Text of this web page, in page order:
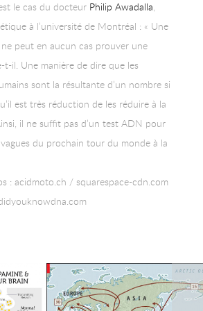
le cas du docteur Philip Awadalla
à l’université de Montréal : « Une
peut en aucun cas prouver une
t-il. Une manière de dire que les
sont la résultante d’un nombre si
est très réduction de les réduire à la
il ne suffit pas d’un test ADN pour
du prochain tour du monde à la
: acidmoto.ch / squarespace-cdn.com